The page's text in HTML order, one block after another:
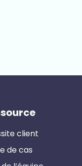
client
de cas